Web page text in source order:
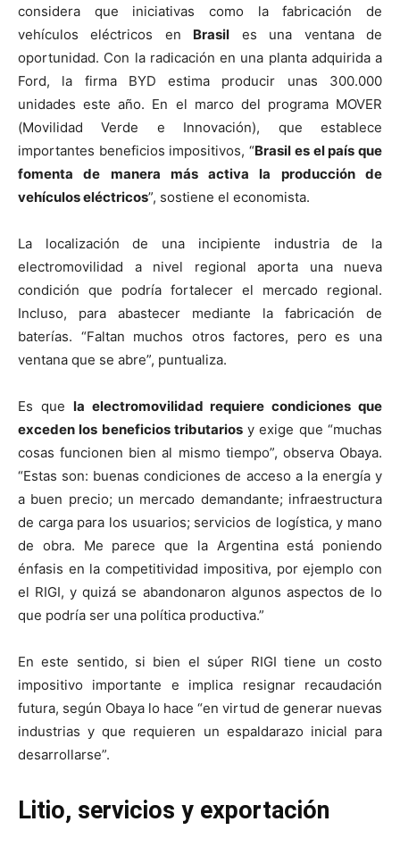
considera que iniciativas como la fabricación de
vehículos eléctricos en Brasil es una ventana de
oportunidad. Con la radicación en una planta adquirida a
Ford, la firma BYD estima producir unas 300.000
unidades este año. En el marco del programa MOVER
(Movilidad Verde e Innovación), que establece
importantes beneficios impositivos, “Brasil es el país que
fomenta de manera más activa la producción de
vehículos eléctricos”, sostiene el economista.
La localización de una incipiente industria de la
electromovilidad a nivel regional aporta una nueva
condición que podría fortalecer el mercado regional.
Incluso, para abastecer mediante la fabricación de
baterías. “Faltan muchos otros factores, pero es una
ventana que se abre”, puntualiza.
Es que la electromovilidad requiere condiciones que
exceden los beneficios tributariosy exige que “muchas
cosas funcionen bien al mismo tiempo”, observa Obaya.
“Estas son: buenas condiciones de acceso a la energía y
a buen precio; un mercado demandante; infraestructura
de carga para los usuarios; servicios de logística, y mano
de obra. Me parece que la Argentina está poniendo
énfasis en la competitividad impositiva, por ejemplo con
el RIGI, y quizá se abandonaron algunos aspectos de lo
que podría ser una política productiva.”
En este sentido, si bien el súper RIGI tiene un costo
impositivo importante e implica resignar recaudación
futura, según Obaya lo hace “en virtud de generar nuevas
industrias y que requieren un espaldarazo inicial para
desarrollarse”.
Litio, servicios y exportación